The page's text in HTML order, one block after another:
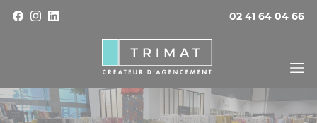
02 41 64 04 66